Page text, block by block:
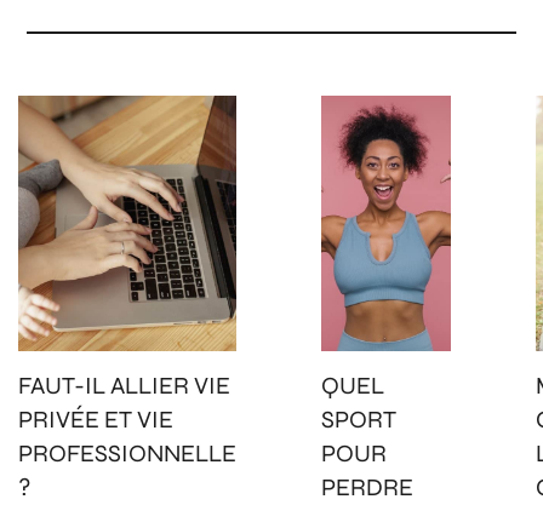
FAUT-IL ALLIER VIE
PRIVÉE ET VIE
PROFESSIONNELLE
?
QUEL
SPORT
POUR
PERDRE